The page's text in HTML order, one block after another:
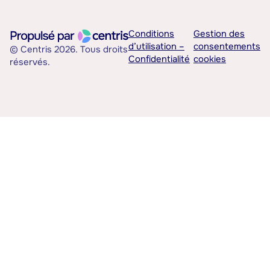
© Centris 2026. Tous droits
réservés.
Conditions
d’utilisation –
Confidentialité
Gestion des
consentements
cookies